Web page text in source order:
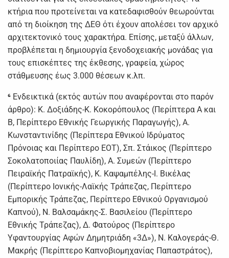
κτήρια που προτείνεται να κατεδαφισθούν θεωρούνται
από τη διοίκηση της ΔΕΘ ότι έχουν απολέσει τον αρχικό
αρχιτεκτονικό τους χαρακτήρα. Επίσης, μεταξύ άλλων,
προβλέπεται η δημιουργία ξενοδοχειακής μονάδας για
τους επισκέπτες της έκθεσης, γραφεία, χώρος
στάθμευσης έως 3.000 θέσεων κ.λπ.
⁶ Ενδεικτικά (εκτός αυτών που αναφέρονται στο παρόν
άρθρο): Κ. Δοξιάδης-Κ. Κοκορόπουλος (Περίπτερα Α και
Β, Περίπτερο Εθνικής Γεωργικής Παραγωγής), Α.
Κωνσταντινίδης (Περίπτερα Εθνικού Ιδρύματος
Πρόνοιας και Περίπτερο ΕΟΤ), Σπ. Στάικος (Περίπτερο
Σοκολατοποιίας Παυλίδη), Α. Συμεών (Περίπτερο
Πειραϊκής Πατραϊκής), Κ. Καψαμπέλης-Ι. Βικέλας
(Περίπτερο Ιονικής-Λαϊκής Τράπεζας, Περίπτερο
Εμπορικής Τράπεζας, Περίπτερο Εθνικού Οργανισμού
Καπνού), Ν. Βαλσαμάκης-Σ. Βασιλείου (Περίπτερο
Εθνικής Τράπεζας), Δ. Φατούρος (Περίπτερο
Υφαντουργίας Αφών Δημητριάδη «3Δ»), Ν. Καλογεράς-Θ.
Μακρής (Περίπτερο Καπνοβιομηχανίας Παπαστράτος),